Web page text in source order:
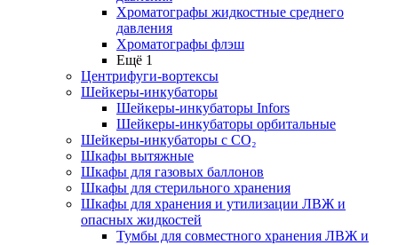
Хроматографы жидкостные среднего
давления
Хроматографы флэш
Ещё 1
Центрифуги-вортексы
Шейкеры-инкубаторы
Шейкеры-инкубаторы Infors
Шейкеры-инкубаторы орбитальные
Шейкеры-инкубаторы с CО₂
Шкафы вытяжные
Шкафы для газовых баллонов
Шкафы для стерильного хранения
Шкафы для хранения и утилизации ЛВЖ и
опасных жидкостей
Тумбы для совместного хранения ЛВЖ и